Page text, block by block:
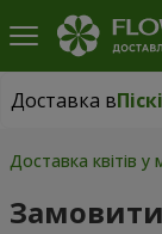
Доставка в
Доставка в
Доставка квітів у